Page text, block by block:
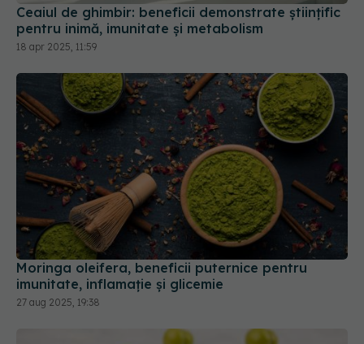
Ceaiul de ghimbir: beneficii demonstrate științific
pentru inimă, imunitate și metabolism
18 apr 2025, 11:59
Moringa oleifera, beneficii puternice pentru
imunitate, inflamație și glicemie
27 aug 2025, 19:38